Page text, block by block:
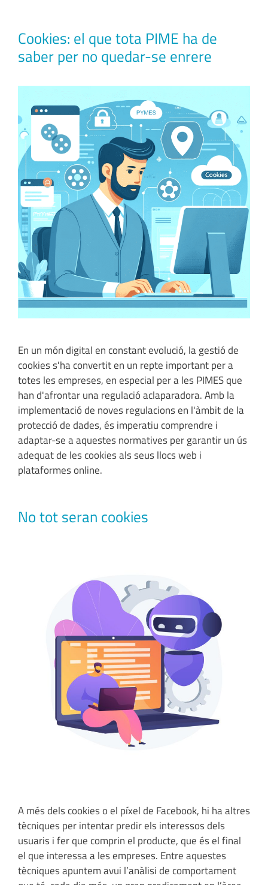
Cookies: el que tota PIME ha de
saber per no quedar-se enrere
En un món digital en constant evolució, la gestió de
cookies s'ha convertit en un repte important per a
totes les empreses, en especial per a les PIMES que
han d'afrontar una regulació aclaparadora. Amb la
implementació de noves regulacions en l'àmbit de la
protecció de dades, és imperatiu comprendre i
adaptar-se a aquestes normatives per garantir un ús
adequat de les cookies als seus llocs web i
plataformes online.
No tot seran cookies
A més dels cookies o el píxel de Facebook, hi ha altres
tècniques per intentar predir els interessos dels
usuaris i fer que comprin el producte, que és el final
el que interessa a les empreses. Entre aquestes
tècniques apuntem avui l’anàlisi de comportament